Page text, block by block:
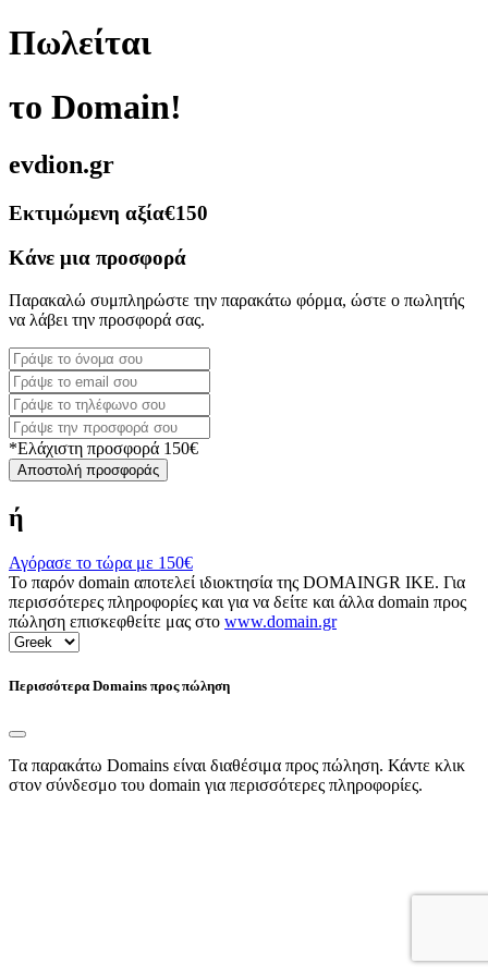
Πωλείται
το Domain!
evdion.gr
Εκτιμώμενη αξία€150
Κάνε μια προσφορά
Παρακαλώ συμπληρώστε την παρακάτω φόρμα, ώστε ο πωλητής
να λάβει την προσφορά σας.
*Ελάχιστη προσφορά 150€
Αποστολή προσφοράς
ή
Αγόρασε το τώρα με 150€
Το παρόν domain αποτελεί ιδιοκτησία της DOMAINGR ΙΚΕ. Για
περισσότερες πληροφορίες και για να δείτε και άλλα domain προς
πώληση επισκεφθείτε μας στο www.domain.gr
Περισσότερα Domains προς πώληση
Τα παρακάτω Domains είναι διαθέσιμα προς πώληση. Κάντε κλικ
στον σύνδεσμο του domain για περισσότερες πληροφορίες.